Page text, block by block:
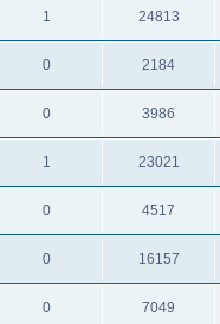
1 24813
0 2184
0 3986
1 23021
0 4517
0 16157
0 7049